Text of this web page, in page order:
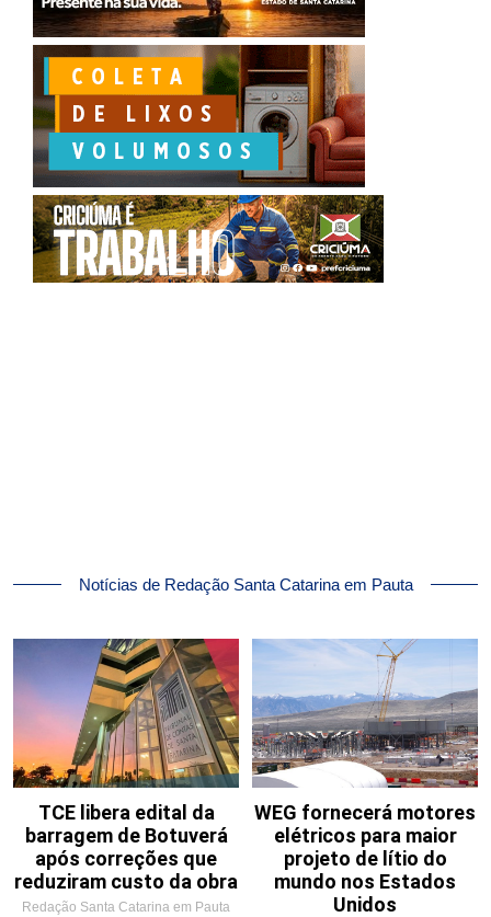
Notícias de Redação Santa Catarina em Pauta
TCE libera edital da
barragem de Botuverá
após correções que
reduziram custo da obra
Redação Santa Catarina em Pauta
WEG fornecerá motores
elétricos para maior
projeto de lítio do
mundo nos Estados
Unidos